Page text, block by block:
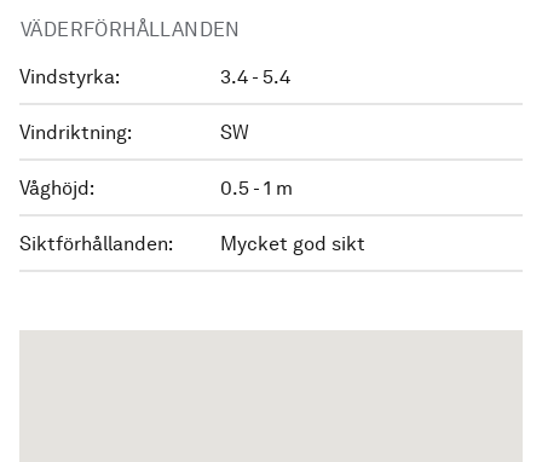
VÄDERFÖRHÅLLANDEN
Vindstyrka: 3.4 - 5.4
Vindriktning: SW
Våghöjd: 0.5 - 1 m
Siktförhållanden: Mycket god sikt